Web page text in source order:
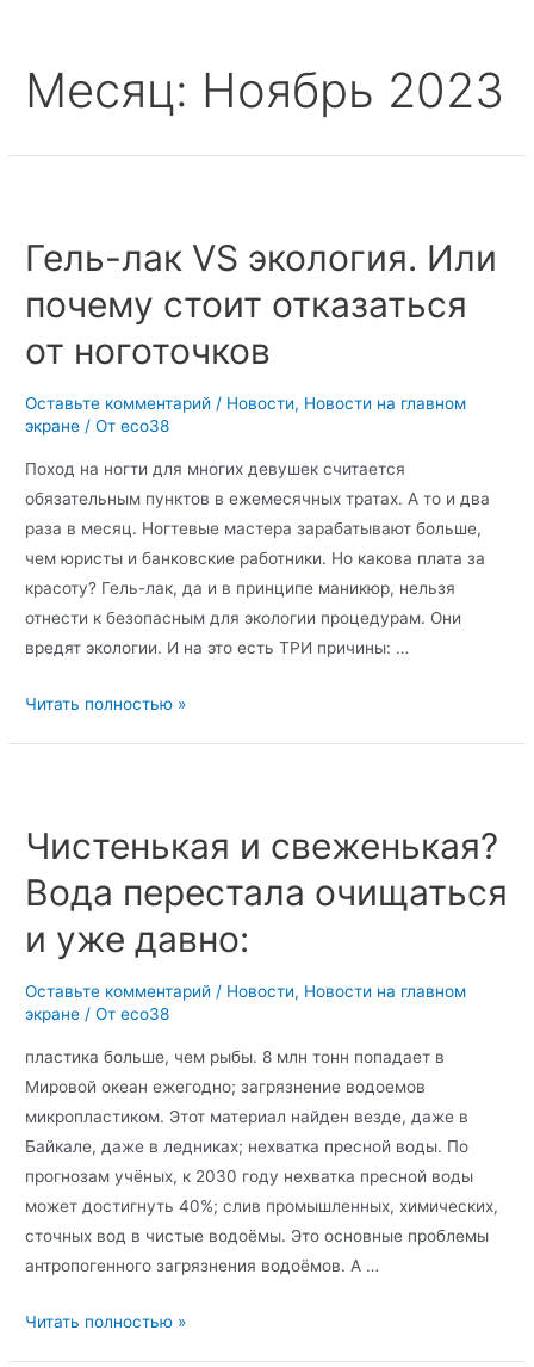
Месяц: Ноябрь 2023
Гель-лак VS экология. Или
почему стоит отказаться
от ноготочков
Оставьте комментарий / Новости, Новости на главном
экране / От eco38
Поход на ногти для многих девушек считается
обязательным пунктов в ежемесячных тратах. А то и два
раза в месяц. Ногтевые мастера зарабатывают больше,
чем юристы и банковские работники. Но какова плата за
красоту? Гель-лак, да и в принципе маникюр, нельзя
отнести к безопасным для экологии процедурам. Они
вредят экологии. И на это есть ТРИ причины: …
Читать полностью »
Чистенькая и свеженькая?
Вода перестала очищаться
и уже давно:
Оставьте комментарий / Новости, Новости на главном
экране / От eco38
пластика больше, чем рыбы. 8 млн тонн попадает в
Мировой океан ежегодно; загрязнение водоемов
микропластиком. Этот материал найден везде, даже в
Байкале, даже в ледниках; нехватка пресной воды. По
прогнозам учёных, к 2030 году нехватка пресной воды
может достигнуть 40%; слив промышленных, химических,
сточных вод в чистые водоёмы. Это основные проблемы
антропогенного загрязнения водоёмов. А …
Читать полностью »